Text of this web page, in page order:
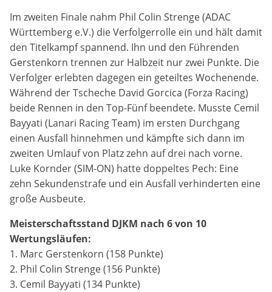
Im zweiten Finale nahm Phil Colin Strenge (ADAC
Württemberg e.V.) die Verfolgerrolle ein und hält damit
den Titelkampf spannend. Ihn und den Führenden
Gerstenkorn trennen zur Halbzeit nur zwei Punkte. Die
Verfolger erlebten dagegen ein geteiltes Wochenende.
Während der Tscheche David Gorcica (Forza Racing)
beide Rennen in den Top-Fünf beendete. Musste Cemil
Bayyati (Lanari Racing Team) im ersten Durchgang
einen Ausfall hinnehmen und kämpfte sich dann im
zweiten Umlauf von Platz zehn auf drei nach vorne.
Luke Kornder (SIM-ON) hatte doppeltes Pech: Eine
zehn Sekundenstrafe und ein Ausfall verhinderten eine
große Ausbeute.
Meisterschaftsstand DJKM nach 6 von 10
Wertungsläufen:
1. Marc Gerstenkorn (158 Punkte)
2. Phil Colin Strenge (156 Punkte)
3. Cemil Bayyati (134 Punkte)
Statistiken
Cookies, die der Sammlung von Informationen und
Erstellung von Berichten über die Website-
Nutzungsstatistik dienen, ohne dass einzelne
Besucher persönlich identifiziert werden können.
Google Analytics
Name:
_gat, _ga, _gid
Anbieter:
Google LLC
Zweck:
Diese Cookies dienen zur Erhebung von Statistiken zur
Website-Nutzung.
Cookie Laufzeit:
24 Monate